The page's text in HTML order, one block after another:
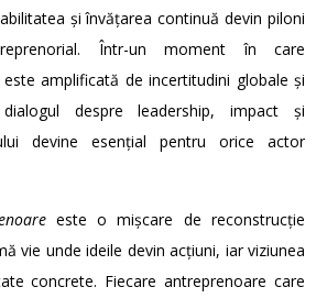
și învățarea continuă devin piloni
Într-un moment în care
amplificată de incertitudini globale și
despre leadership, impact și
devine esențial pentru orice actor
este o mișcare de reconstrucție
vie unde ideile devin acțiuni, iar viziunea
concrete. Fiecare antreprenoare care